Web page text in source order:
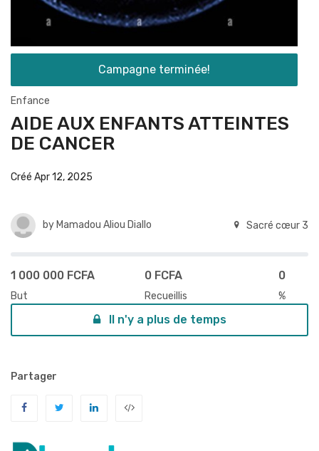
Campagne terminée!
Enfance
AIDE AUX ENFANTS ATTEINTES
DE CANCER
Créé Apr 12, 2025
by Mamadou Aliou Diallo Sacré cœur 3
1 000 000 FCFA
But
0 FCFA
Recueillis
0
%
Il n'y a plus de temps
Partager